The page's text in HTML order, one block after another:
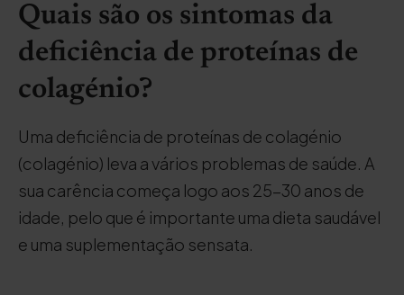
Quais são os sintomas da
deficiência de proteínas de
colagénio?
Uma deficiência de proteínas de colagénio
(colagénio) leva a vários problemas de saúde. A
sua carência começa logo aos 25-30 anos de
idade, pelo que é importante uma dieta saudável
e uma suplementação sensata.